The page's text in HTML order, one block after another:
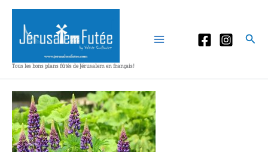
Aller
contenu
Tous les bons plans fûtés de Jérusalem en français!